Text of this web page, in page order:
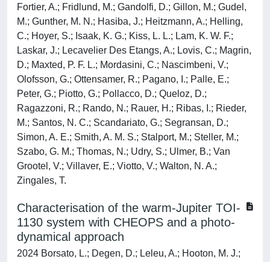
Fortier, A.; Fridlund, M.; Gandolfi, D.; Gillon, M.; Gudel,
M.; Gunther, M. N.; Hasiba, J.; Heitzmann, A.; Helling,
C.; Hoyer, S.; Isaak, K. G.; Kiss, L. L.; Lam, K. W. F.;
Laskar, J.; Lecavelier Des Etangs, A.; Lovis, C.; Magrin,
D.; Maxted, P. F. L.; Mordasini, C.; Nascimbeni, V.;
Olofsson, G.; Ottensamer, R.; Pagano, I.; Palle, E.;
Peter, G.; Piotto, G.; Pollacco, D.; Queloz, D.;
Ragazzoni, R.; Rando, N.; Rauer, H.; Ribas, I.; Rieder,
M.; Santos, N. C.; Scandariato, G.; Segransan, D.;
Simon, A. E.; Smith, A. M. S.; Stalport, M.; Steller, M.;
Szabo, G. M.; Thomas, N.; Udry, S.; Ulmer, B.; Van
Grootel, V.; Villaver, E.; Viotto, V.; Walton, N. A.;
Zingales, T.
Characterisation of the warm-Jupiter TOI-
1130 system with CHEOPS and a photo-
dynamical approach
2024 Borsato, L.; Degen, D.; Leleu, A.; Hooton, M. J.;